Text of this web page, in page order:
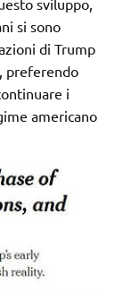
sviluppo,
si sono
di Trump
preferendo
i
americano